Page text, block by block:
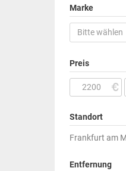
Marke
Bitte wählen
Preis
Standort
Frankfurt am
Entfernung